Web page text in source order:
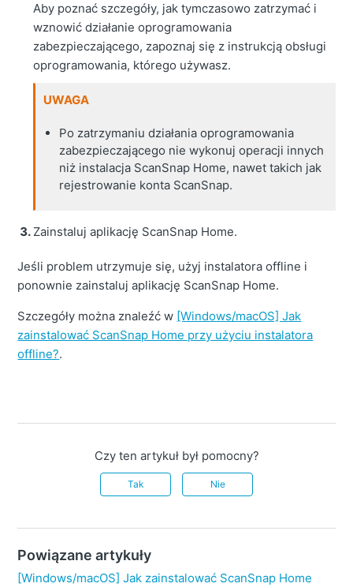
Aby poznać szczegóły, jak tymczasowo zatrzymać i
wznowić działanie oprogramowania
zabezpieczającego, zapoznaj się z instrukcją obsługi
oprogramowania, którego używasz.
UWAGA
Po zatrzymaniu działania oprogramowania
zabezpieczającego nie wykonuj operacji innych
niż instalacja ScanSnap Home, nawet takich jak
rejestrowanie konta ScanSnap.
Zainstaluj aplikację ScanSnap Home.
Jeśli problem utrzymuje się, użyj instalatora offline i
ponownie zainstaluj aplikację ScanSnap Home.
Szczegóły można znaleźć w [Windows/macOS] Jak
zainstalować ScanSnap Home przy użyciu instalatora
offline?.
Czy ten artykuł był pomocny?
Tak Nie
Powiązane artykuły
[Windows/macOS] Jak zainstalować ScanSnap Home